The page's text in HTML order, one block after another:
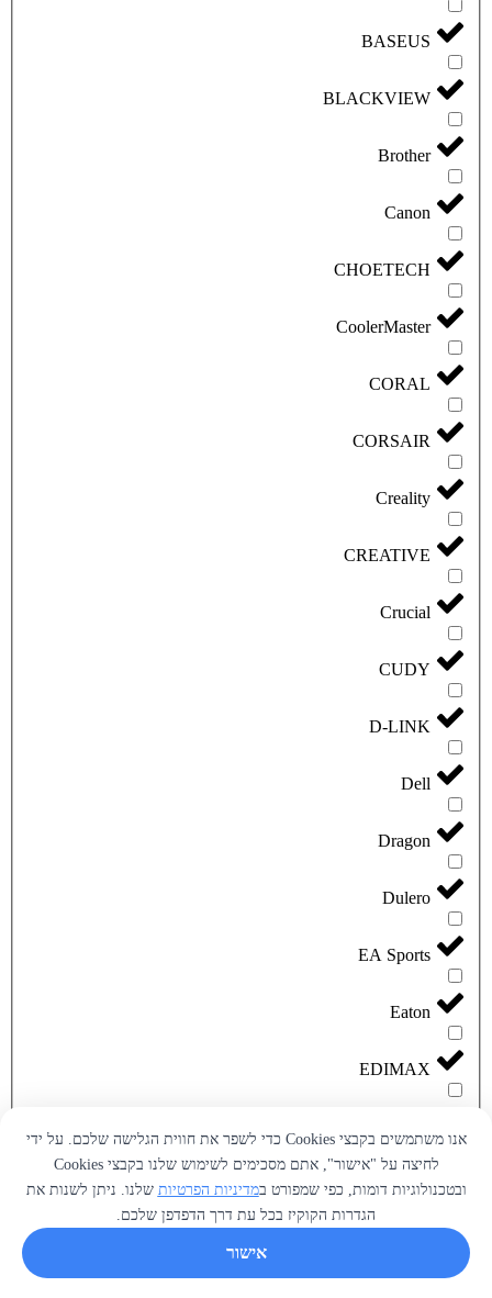
BASEUS
BLACKVIEW
Brother
Canon
CHOETECH
CoolerMaster
CORAL
CORSAIR
Creality
CREATIVE
Crucial
CUDY
D-LINK
Dell
Dragon
Dulero
EA Sports
Eaton
EDIMAX
ESun
אנו משתמשים בקבצי Cookies כדי לשפר את חווית הגלישה שלכם. על ידי
לחיצה על "אישור", אתם מסכימים לשימוש שלנו בקבצי Cookies
ובטכנולוגיות דומות, כפי שמפורט במדיניות הפרטיות שלנו. ניתן לשנות את
הגדרות הקוקיז בכל עת דרך הדפדפן שלכם.
אישור